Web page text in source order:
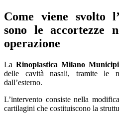
Come viene svolto
sono le accortezze
operazione
LaRinoplastica Milano
delle cavità nasali, tramite le
dall’esterno.
L’intervento consiste nella
cartilagini che costituiscono la